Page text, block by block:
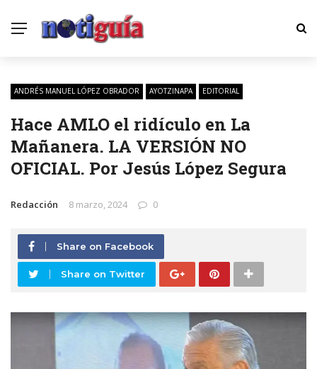
ANDRÉS MANUEL LÓPEZ OBRADOR AYOTZINAPA EDITORIAL
Hace AMLO el ridículo en La
Mañanera. LA VERSIÓN NO
OFICIAL. Por Jesús López Segura
Redacción 8 marzo, 2024 0
Share on Facebook
Share on Twitter